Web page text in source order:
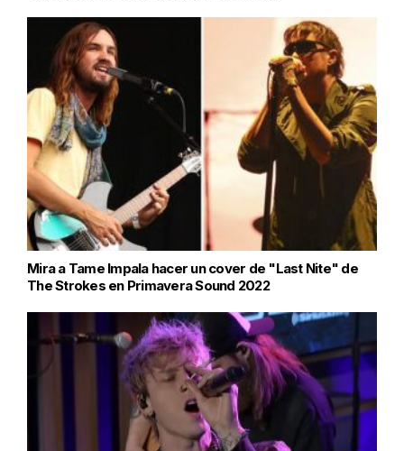
Mira a Tame Impala hacer un cover de "Last Nite" de
The Strokes en Primavera Sound 2022